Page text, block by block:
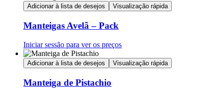
Adicionar à lista de desejos Visualização rápida
Manteigas Avelã – Pack
Iniciar sessão para ver os preços
Adicionar à lista de desejos Visualização rápida
Manteiga de Pistachio